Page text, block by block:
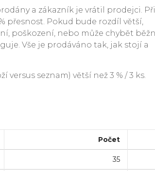
a zákazník je vrátil prodejci.
přesnost. Pokud bude rozdíl větší,
poškození, nebo může chybět
Vše je prodáváno tak, jak stojí a
seznam) větší než 3 % / 3 ks.
Počet
35